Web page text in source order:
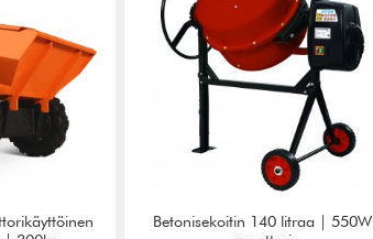
Betonisekoitin 140 litraa | 550W